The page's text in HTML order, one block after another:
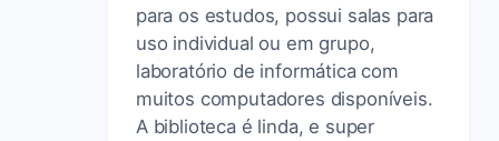
para os estudos, possui salas para
uso individual ou em grupo,
laboratório de informática com
muitos computadores disponíveis.
A biblioteca é linda, e super